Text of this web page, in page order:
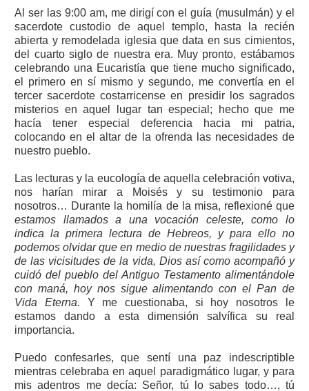
Al ser las 9:00 am, me dirigí con el guía (musulmán) y el
sacerdote custodio de aquel templo, hasta la recién
abierta y remodelada iglesia que data en sus cimientos,
del cuarto siglo de nuestra era. Muy pronto, estábamos
celebrando una Eucaristía que tiene mucho significado,
el primero en sí mismo y segundo, me convertía en el
tercer sacerdote costarricense en presidir los sagrados
misterios en aquel lugar tan especial; hecho que me
hacía tener especial deferencia hacia mi patria,
colocando en el altar de la ofrenda las necesidades de
nuestro pueblo.
Las lecturas y la eucología de aquella celebración votiva,
nos harían mirar a Moisés y su testimonio para
nosotros… Durante la homilía de la misa, reflexioné que
estamos llamados a una vocación celeste, como lo
indica la primera lectura de Hebreos, y para ello no
podemos olvidar que en medio de nuestras fragilidades y
de las vicisitudes de la vida, Dios así como acompañó y
cuidó del pueblo del Antiguo Testamento alimentándole
con maná, hoy nos sigue alimentando con el Pan de
Vida Eterna. Y me cuestionaba, si hoy nosotros le
estamos dando a esta dimensión salvífica su real
importancia.
Puedo confesarles, que sentí una paz indescriptible
mientras celebraba en aquel paradigmático lugar, y para
mis adentros me decía: Señor, tú lo sabes todo…, tú